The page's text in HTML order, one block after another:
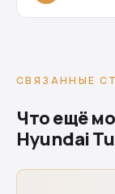
СВЯЗАННЫЕ
Что ещё
Hyundai